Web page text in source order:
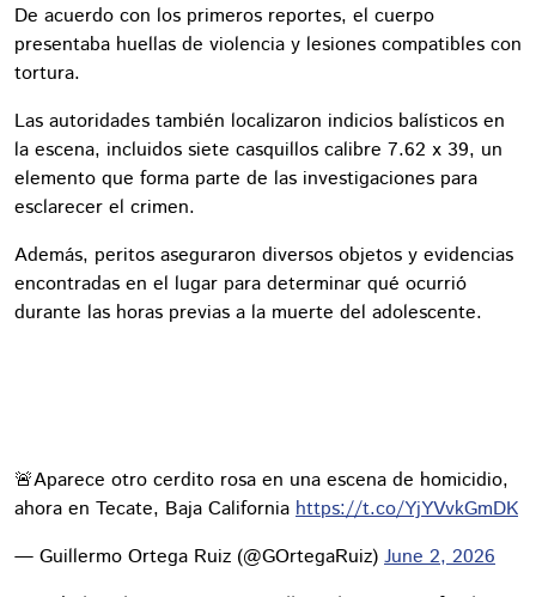
De acuerdo con los primeros reportes, el cuerpo
presentaba huellas de violencia y lesiones compatibles con
tortura.
Las autoridades también localizaron indicios balísticos en
la escena, incluidos siete casquillos calibre 7.62 x 39, un
elemento que forma parte de las investigaciones para
esclarecer el crimen.
Además, peritos aseguraron diversos objetos y evidencias
encontradas en el lugar para determinar qué ocurrió
durante las horas previas a la muerte del adolescente.
🚨Aparece otro cerdito rosa en una escena de homicidio,
ahora en Tecate, Baja California https://t.co/YjYVvkGmDK
— Guillermo Ortega Ruiz (@GOrtegaRuiz) June 2, 2026